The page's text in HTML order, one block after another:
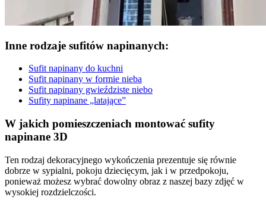
Inne rodzaje sufitów napinanych:
Sufit napinany do kuchni
Sufit napinany w formie nieba
Sufit napinany gwieździste niebo
Sufity napinane „latające”
W jakich pomieszczeniach montować sufity
napinane 3D
Ten rodzaj dekoracyjnego wykończenia prezentuje się równie
dobrze w sypialni, pokoju dziecięcym, jak i w przedpokoju,
ponieważ możesz wybrać dowolny obraz z naszej bazy zdjęć w
wysokiej rozdzielczości.